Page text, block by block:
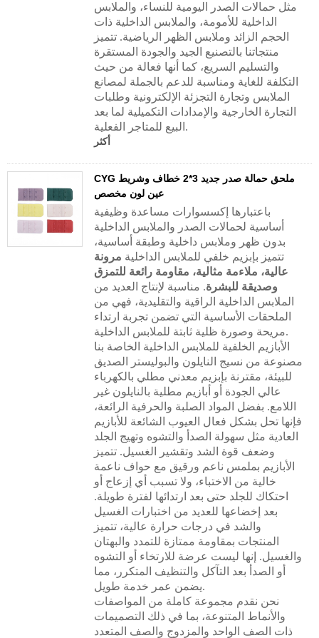
مثل حمالات الصدر اليومية للنساء، والملابس
الداخلية للأمومة، والملابس الداخلية ذات
الحجم الزائد وملابس الظهر الرياضية. تتميز
منتجاتنا بالتصنيع الجيد والجودة المستقرة
والتسليم السريع، كما أنها فعالة من حيث
التكلفة للغاية ومناسبة للدعم بالجملة لمصانع
الملابس وتجارة التجزئة الإلكترونية وطلبات
التجارة الخارجية والإمدادات التكميلية لما بعد
البيع للمتاجر الفعلية.
أكثر
CYG ملحق حمالة صدر جديد 3*2 خطاف وشريط
عين لون مخصص
باعتبارها إكسسوارات مساعدة وظيفية
أساسية لحمالات الصدر والملابس الداخلية
بدون ظهر وملابس داخلية وطبقة أساسية،
تتميز بإبزيم خلفي للملابس الداخلية مرونة
عالية، ملاءمة مثالية، مقاومة رائعة للتمزق
وصديقة للبشرة. مناسبة لإنتاج العديد من
الملابس الداخلية الراقية والتقليدية، فهي من
الملحقات الأساسية التي تضمن تجربة ارتداء
مريحة وصورة ظلية ثابتة للملابس الداخلية.
الأبازيم الخلفية للملابس الداخلية الخاصة بنا
مصنوعة من نسيج النايلون والبوليستر الصديق
للبيئة، مقترنة بإبزيم معدني مطلي بالكهرباء
عالي الجودة أو أبازيم مطلية بالنايلون غير
اللامع. بفضل المواد الصلبة والحرفية الرائعة،
فإنها تحل بشكل فعال العيوب الشائعة للأبازيم
العادية مثل سهولة الصدأ والتشوه وتهيج الجلد
وضعف قوة الشد وتقشير الغسيل. تتميز
الأبازيم بملمس ناعم ورقيق مع حواف ناعمة
خالية من الاختباء، ولا تسبب أي إزعاج أو
احتكاك للجلد حتى بعد ارتدائها لفترة طويلة.
بعد إخضاعها للعديد من اختبارات الغسيل
والشد في درجات حرارة عالية، تتميز
المنتجات بمقاومة ممتازة للتمدد والبهتان
والغسيل. إنها ليست عرضة للارتخاء أو التشوه
أو الصدأ بعد التآكل والتنظيف المتكرر، مما
يضمن عمر خدمة طويل.
نحن نقدم مجموعة كاملة من المواصفات
والأنماط المتنوعة، بما في ذلك التصميمات
ذات الصف الواحد والمزدوج والصف المتعدد